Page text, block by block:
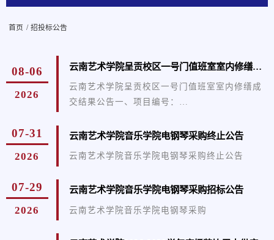
首页 / 招投标公告
08-06
2026
云南艺术学院呈贡校区一号门值班室室内修缮成交结果公告
云南艺术学院呈贡校区一号门值班室室内修缮成
交结果公告一、项目编号：
学院呈贡校区一号门值班室室内修缮；三、成交
181488.57元；最高限价：181488.57元；成交金
额：179888.88元；施工工期：合同签订后60日历
07-31
2026
云南艺术学院音乐学院电钢琴采购终止公告
云南艺术学院音乐学院电钢琴采购终止公告
07-29
2026
云南艺术学院音乐学院电钢琴采购招标公告
云南艺术学院音乐学院电钢琴采购